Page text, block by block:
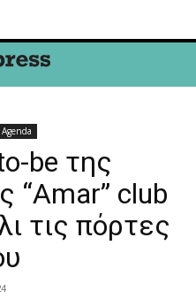
Agenda
be της
“Amar” club
τις πόρτες